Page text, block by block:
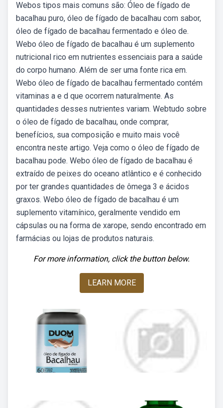
Webos tipos mais comuns são: Óleo de fígado de
bacalhau puro, óleo de fígado de bacalhau com sabor,
óleo de fígado de bacalhau fermentado e óleo de.
Webo óleo de fígado de bacalhau é um suplemento
nutricional rico em nutrientes essenciais para a saúde
do corpo humano. Além de ser uma fonte rica em.
Webo óleo de fígado de bacalhau fermentado contém
vitaminas a e d que ocorrem naturalmente. As
quantidades desses nutrientes variam. Webtudo sobre
o óleo de fígado de bacalhau, onde comprar,
benefícios, sua composição e muito mais você
encontra neste artigo. Veja como o óleo de fígado de
bacalhau pode. Webo óleo de fígado de bacalhau é
extraído de peixes do oceano atlântico e é conhecido
por ter grandes quantidades de ômega 3 e ácidos
graxos. Webo óleo de fígado de bacalhau é um
suplemento vitamínico, geralmente vendido em
cápsulas ou na forma de xarope, sendo encontrado em
farmácias ou lojas de produtos naturais.
For more information, click the button below.
LEARN MORE